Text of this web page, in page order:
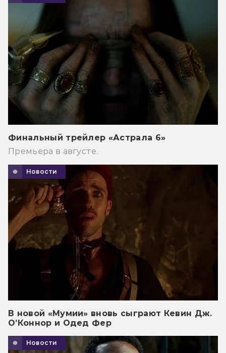
Финальный трейлер «Астрала 6»
Премьера в августе.
Новости
В новой «Мумии» вновь сыграют Кевин Дж.
О’Коннор и Одед Фер
Новости